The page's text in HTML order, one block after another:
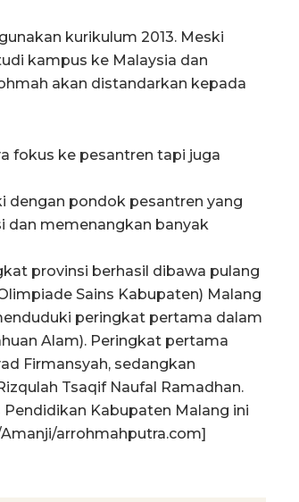
kurikulum 2013. Meski
kampus ke Malaysia dan
akan distandarkan kepada
fokus ke pesantren tapi juga
dengan pondok pesantren yang
dan memenangkan banyak
provinsi berhasil dibawa pulang
Sains Kabupaten) Malang
peringkat pertama dalam
Alam). Peringkat pertama
Firmansyah, sedangkan
Tsaqif Naufal Ramadhan.
Kabupaten Malang ini
arrohmahputra.com]